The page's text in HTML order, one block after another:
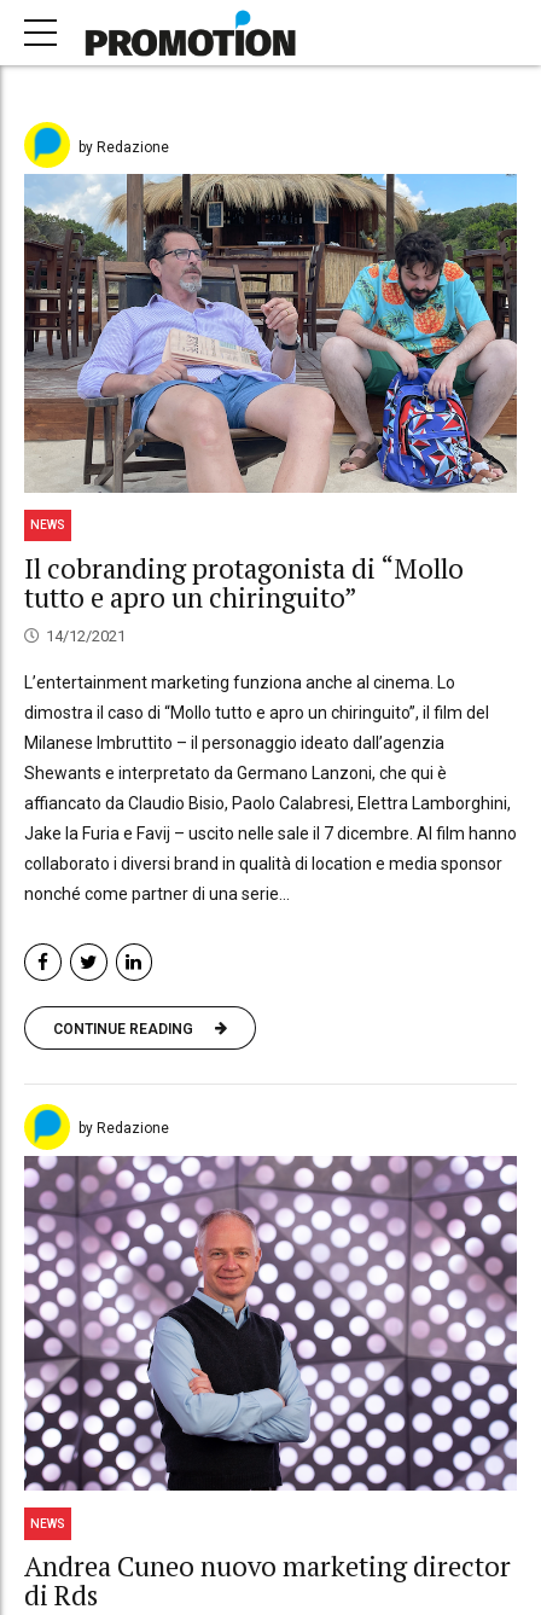
by Redazione
NEWS
Il cobranding protagonista di “Mollo
tutto e apro un chiringuito”
14/12/2021
L’entertainment marketing funziona anche al cinema. Lo
dimostra il caso di “Mollo tutto e apro un chiringuito”, il film del
Milanese Imbruttito – il personaggio ideato dall’agenzia
Shewants e interpretato da Germano Lanzoni, che qui è
affiancato da Claudio Bisio, Paolo Calabresi, Elettra Lamborghini,
Jake la Furia e Favij – uscito nelle sale il 7 dicembre. Al film hanno
collaborato i diversi brand in qualità di location e media sponsor
nonché come partner di una serie...
CONTINUE READING
by Redazione
NEWS
Andrea Cuneo nuovo marketing director
di Rds